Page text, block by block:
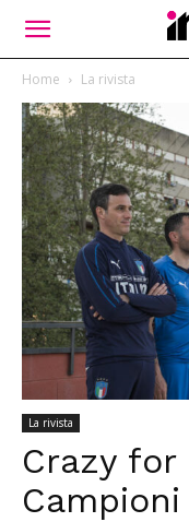
Home La rivista
La rivista
Crazy